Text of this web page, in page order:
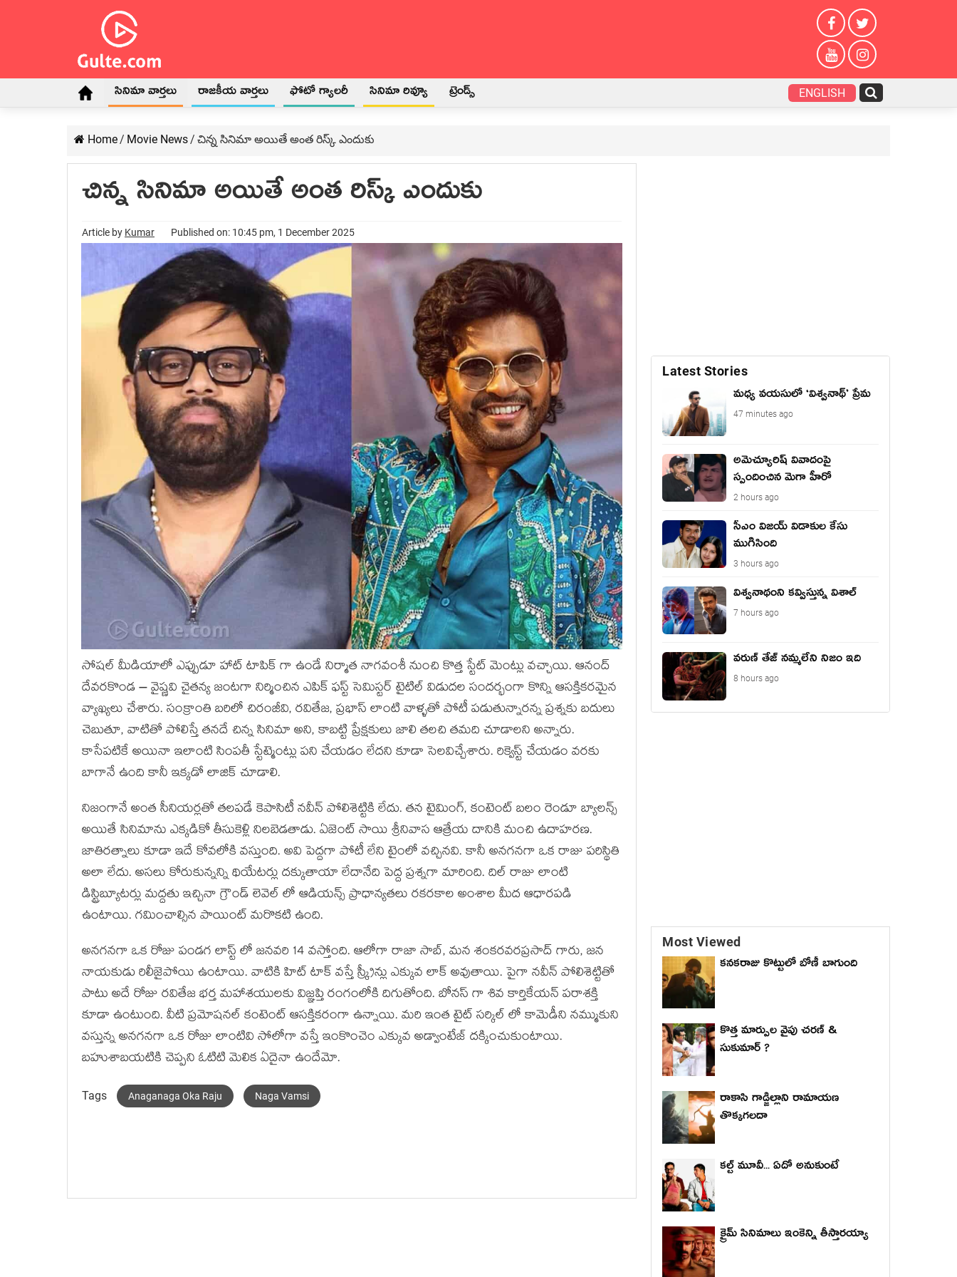
సినిమా వార్తలు రాజకీయ వార్తలు ఫోటో గ్యాలరీ సినిమా రివ్యూ ట్రెండ్స్ ENGLISH
Home/ Movie News/ చిన్న సినిమా అయితే అంత రిస్క్ ఎందుకు
చిన్న సినిమా అయితే అంత రిస్క్ ఎందుకు
Article by Kumar Published on: 10:45 pm, 1 December 2025
సోషల్ మీడియాలో ఎప్పుడూ హాట్ టాపిక్ గా ఉండే నిర్మాత నాగవంశీ నుంచి కొత్త స్టేట్ మెంట్లు వచ్చాయి. ఆనంద్
దేవరకొండ – వైష్ణవి చైతన్య జంటగా నిర్మించిన ఎపిక్ ఫస్ట్ సెమిస్టర్ టైటిల్ విడుదల సందర్భంగా కొన్ని ఆసక్తికరమైన
వ్యాఖ్యలు చేశారు. సంక్రాంతి బరిలో చిరంజీవి, రవితేజ, ప్రభాస్ లాంటి వాళ్ళతో పోటీ పడుతున్నారన్న ప్రశ్నకు బదులు
చెబుతూ, వాటితో పోలిస్తే తనదే చిన్న సినిమా అని, కాబట్టి ప్రేక్షకులు జాలి తలచి తమది చూడాలని అన్నారు.
కాసేపటికే అయినా ఇలాంటి సింపతీ స్టేట్మెంట్లు పని చేయడం లేదని కూడా సెలవిచ్చేశారు. రిక్వెస్ట్ చేయడం వరకు
బాగానే ఉంది కానీ ఇక్కడో లాజిక్ చూడాలి.
నిజంగానే అంత సీనియర్లతో తలపడే కెపాసిటీ నవీన్ పోలిశెట్టికి లేదు. తన టైమింగ్, కంటెంట్ బలం రెండూ బ్యాలన్స్
అయితే సినిమాను ఎక్కడికో తీసుకెళ్లి నిలబెడతాడు. ఏజెంట్ సాయి శ్రీనివాస ఆత్రేయ దానికి మంచి ఉదాహరణ.
జాతిరత్నాలు కూడా ఇదే కోవలోకి వస్తుంది. అవి పెద్దగా పోటీ లేని టైంలో వచ్చినవి. కానీ అనగనగా ఒక రాజు పరిస్థితి
అలా లేదు. అసలు కోరుకున్నన్ని థియేటర్లు దక్కుతాయా లేదానేది పెద్ద ప్రశ్నగా మారింది. దిల్ రాజు లాంటి
డిస్ట్రిబ్యూటర్లు మద్దతు ఇచ్చినా గ్రౌండ్ లెవెల్ లో ఆడియన్స్ ప్రాధాన్యతలు రకరకాల అంశాల మీద ఆధారపడి
ఉంటాయి. గమించాల్సిన పాయింట్ మరొకటి ఉంది.
అనగనగా ఒక రోజు పండగ లాస్ట్ లో జనవరి 14 వస్తోంది. ఆలోగా రాజా సాబ్, మన శంకరవరప్రసాద్ గారు, జన
నాయకుడు రిలీజైపోయి ఉంటాయి. వాటికి హిట్ టాక్ వస్తే స్క్రీన్లు ఎక్కువ లాక్ అవుతాయి. పైగా నవీన్ పోలిశెట్టితో
పాటు అదే రోజు రవితేజ భర్త మహాశయులకు విజ్ఞప్తి రంగంలోకి దిగుతోంది. బోనస్ గా శివ కార్తికేయన్ పరాశక్తి
కూడా ఉంటుంది. వీటి ప్రమోషనల్ కంటెంట్ ఆసక్తికరంగా ఉన్నాయి. మరి ఇంత టైట్ సర్కిల్ లో కామెడీని నమ్ముకుని
వస్తున్న అనగనగా ఒక రోజు లాంటివి సోలోగా వస్తే ఇంకొంచెం ఎక్కువ అడ్వాంటేజ్ దక్కించుకుంటాయి.
బహుశాబయటికి చెప్పని ఓటిటి మెలిక ఏదైనా ఉందేమో.
Tags Anaganaga Oka Raju Naga Vamsi
Latest Stories
మధ్య వయసులో ‘విశ్వనాథ్’ ప్రేమ
47 minutes ago
అమెచ్యూరిష్ వివాదంపై
స్పందించిన మెగా హీరో
2 hours ago
సీఎం విజయ్ విడాకుల కేసు
ముగిసింది
3 hours ago
విశ్వనాథంని కవ్విస్తున్న విశాల్
7 hours ago
వరుణ్ తేజ్ నమ్మలేని నిజం ఇది
8 hours ago
Most Viewed
కనకరాజు కొట్టులో బోణీ బాగుంది
కొత్త మార్పుల వైపు చరణ్ &
సుకుమార్ ?
రాకాసి గాడ్జిల్లాని రామాయణ
తొక్కగలదా
కల్ట్ మూవీ... ఏదో అనుకుంటే
క్రైమ్ సినిమాలు ఇంకెన్ని తీస్తారయ్యా